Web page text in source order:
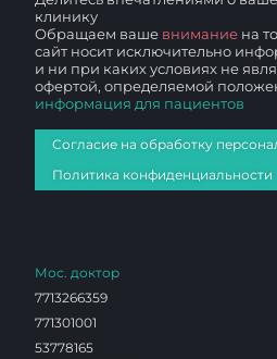
клинику
Обращаем ваше внимание на
сайт носит исключительно
и ни при каких условиях не
офертой, определяемой
информация для пациентов
Согласие на обработку
Политика конфиденциальности
Мос. доктор
7713266359
771301001
53778165